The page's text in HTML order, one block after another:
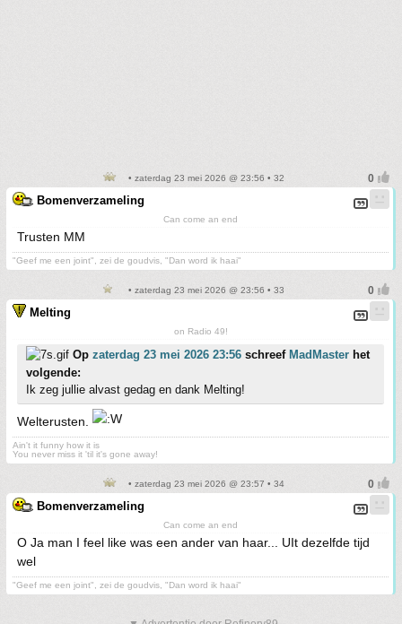
• zaterdag 23 mei 2026 @ 23:56 • 32
Bomenverzameling
Can come an end
Trusten MM
"Geef me een joint", zei de goudvis, "Dan word ik haai"
• zaterdag 23 mei 2026 @ 23:56 • 33
Melting
on Radio 49!
Op zaterdag 23 mei 2026 23:56 schreef MadMaster het
volgende:
Ik zeg jullie alvast gedag en dank Melting!
Welterusten.
Ain't it funny how it is
You never miss it 'til it's gone away!
• zaterdag 23 mei 2026 @ 23:57 • 34
Bomenverzameling
Can come an end
O Ja man I feel like was een ander van haar... UIt dezelfde tijd
wel
"Geef me een joint", zei de goudvis, "Dan word ik haai"